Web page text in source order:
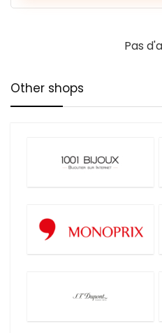
Pas
Other shops